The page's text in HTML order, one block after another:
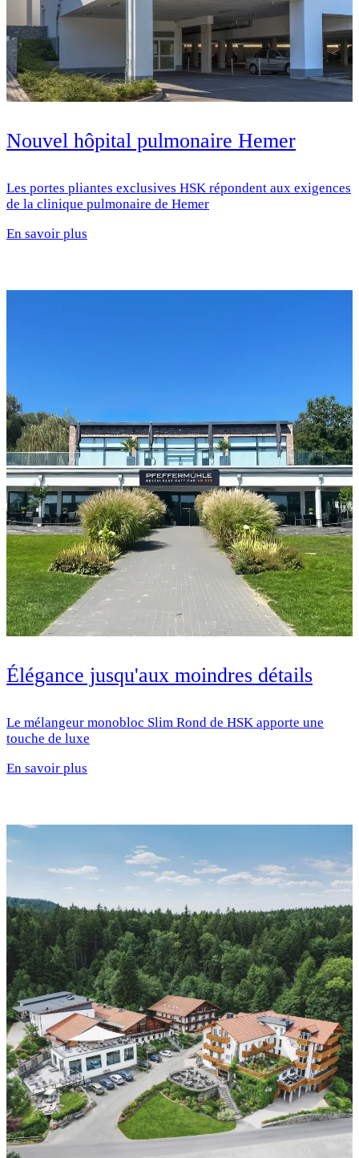
Nouvel hôpital pulmonaire Hemer
Les portes pliantes exclusives HSK répondent aux exigences
de la clinique pulmonaire de Hemer
En savoir plus
Élégance jusqu'aux moindres détails
Le mélangeur monobloc Slim Rond de HSK apporte une
touche de luxe
En savoir plus